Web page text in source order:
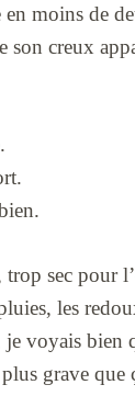
moins de
son creux
sec pour
les
voyais bien
grave que